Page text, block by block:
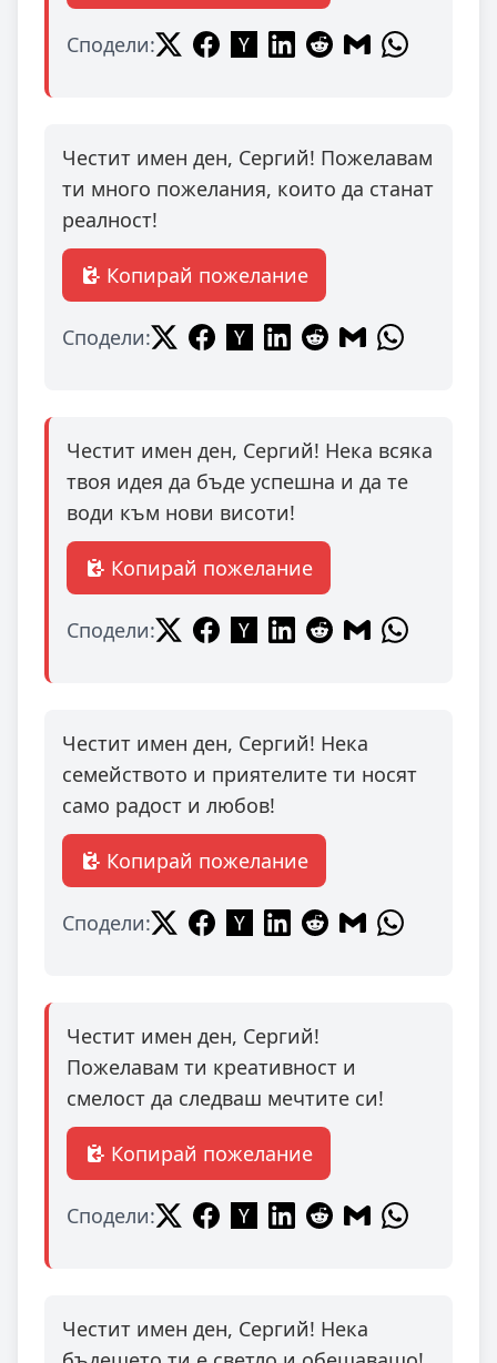
Сподели:
Честит имен ден, Сергий! Пожелавам
ти много пожелания, които да станат
реалност!
Копирай пожелание
Сподели:
Честит имен ден, Сергий! Нека всяка
твоя идея да бъде успешна и да те
води към нови висоти!
Копирай пожелание
Сподели:
Честит имен ден, Сергий! Нека
семейството и приятелите ти носят
само радост и любов!
Копирай пожелание
Сподели:
Честит имен ден, Сергий!
Пожелавам ти креативност и
смелост да следваш мечтите си!
Копирай пожелание
Сподели:
Честит имен ден, Сергий! Нека